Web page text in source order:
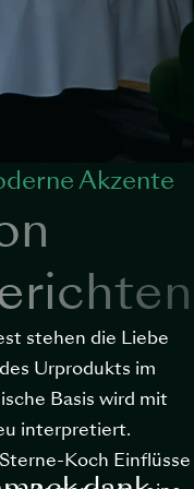
Akzente
stehen die Liebe
Urprodukts im
Basis wird mit
interpretiert.
Koch Einflüsse